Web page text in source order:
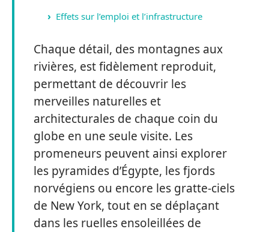
Effets sur l’emploi et l’infrastructure
Chaque détail, des montagnes aux
rivières, est fidèlement reproduit,
permettant de découvrir les
merveilles naturelles et
architecturales de chaque coin du
globe en une seule visite. Les
promeneurs peuvent ainsi explorer
les pyramides d’Égypte, les fjords
norvégiens ou encore les gratte-ciels
de New York, tout en se déplaçant
dans les ruelles ensoleillées de